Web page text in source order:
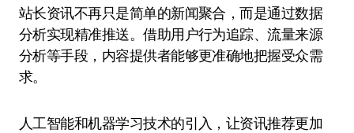
站长资讯不再只是简单的新闻聚合，而是通过数据
分析实现精准推送。借助用户行为追踪、流量来源
分析等手段，内容提供者能够更准确地把握受众需
求。
人工智能和机器学习技术的引入，让资讯推荐更加